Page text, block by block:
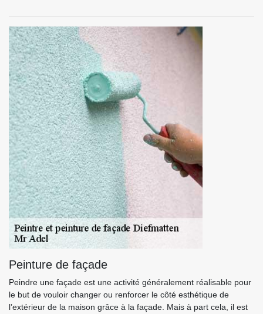
Peinture de façade
Peindre une façade est une activité généralement réalisable pour
le but de vouloir changer ou renforcer le côté esthétique de
l’extérieur de la maison grâce à la façade. Mais à part cela, il est